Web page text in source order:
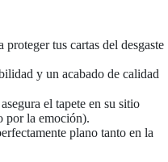
proteger tus cartas del desgaste
y un acabado de calidad
el tapete en su sitio
por la emoción).
plano tanto en la